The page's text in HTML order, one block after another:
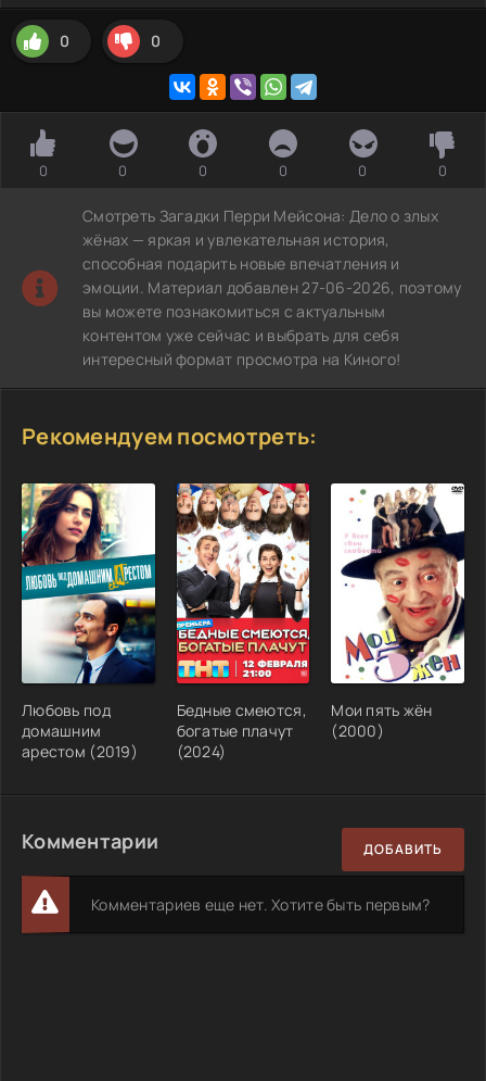
0 0
0 0 0 0 0 0
Смотреть Загадки Перри Мейсона: Дело о злых
жёнах — яркая и увлекательная история,
способная подарить новые впечатления и
эмоции. Материал добавлен 27-06-2026, поэтому
вы можете познакомиться с актуальным
контентом уже сейчас и выбрать для себя
интересный формат просмотра на Киного!
Рекомендуем посмотреть:
Любовь под
домашним
арестом (2019)
Бедные смеются,
богатые плачут
(2024)
Мои пять жён
(2000)
Комментарии ДОБАВИТЬ
Комментариев еще нет. Хотите быть первым?